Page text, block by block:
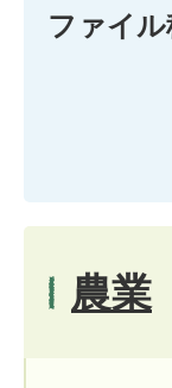
ファイル
農業